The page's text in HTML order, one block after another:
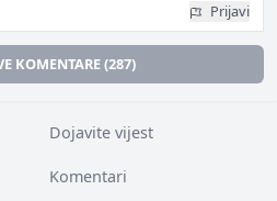
Prijavi
KOMENTARE (287)
Dojavite vijest
Komentari